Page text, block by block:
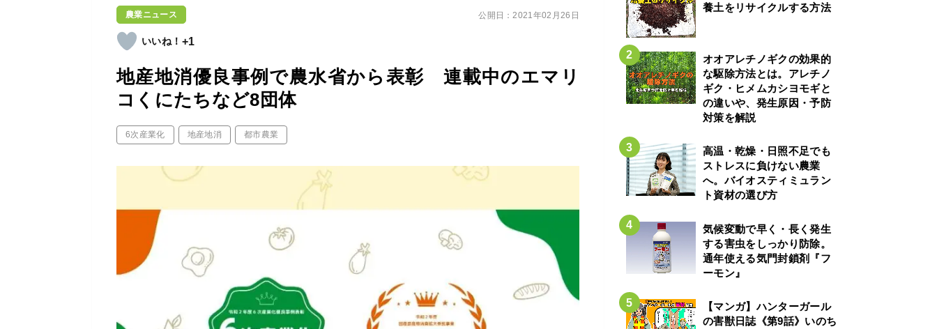
農業ニュース
+1
地産地消優良事例で農水省から表彰 連載中のエマリ
コくにたちなど8団体
6次産業化 地産地消 都市農業
公開日：2021年02月26日
養土をリサイクルする方法
オオアレチノギクの効果的
な駆除方法とは。アレチノ
ギク・ヒメムカシヨモギと
の違いや、発生原因・予防
対策を解説
高温・乾燥・日照不足でも
ストレスに負けない農業
へ。バイオスティミュラン
ト資材の選び方
気候変動で早く・長く発生
する害虫をしっかり防除。
通年使える気門封鎖剤『フ
ーモン』
【マンガ】ハンターガール
の害獣日誌《第9話》いのち